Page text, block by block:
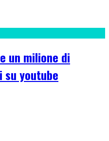
un milione di
su youtube